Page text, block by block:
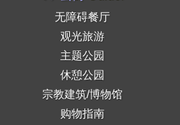
无障碍餐厅
观光旅游
主题公园
休憩公园
宗教建筑/博物馆
购物指南